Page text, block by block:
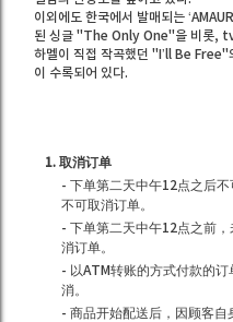
이외에도 한국에서 발매되는
된 싱글 "The Only One"을 비롯,
하멜이 직접 작곡했던 "I’ll Be Free"
이 수록되어 있다.
1. 取消订单
- 下单第二天中午12点之后
不可取消订单。
- 下单第二天中午12点之前
消订单。
- 以ATM转账的方式付款的
消。
- 商品开始配送后，因顾客